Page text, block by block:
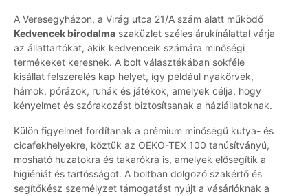
A Veresegyházon, a Virág utca 21/A szám alatt működő
Kedvencek birodalma szaküzlet széles árukínálattal várja
az állattartókat, akik kedvenceik számára minőségi
termékeket keresnek. A bolt választékában sokféle
kisállat felszerelés kap helyet, így például nyakörvek,
hámok, pórázok, ruhák és játékok, amelyek célja, hogy
kényelmet és szórakozást biztosítsanak a háziállatoknak.
Külön figyelmet fordítanak a prémium minőségű kutya- és
cicafekhelyekre, köztük az OEKO-TEX 100 tanúsítványú,
mosható huzatokra és takarókra is, amelyek elősegítik a
higiéniát és tartósságot. A boltban dolgozó szakértő és
segítőkész személyzet támogatást nyújt a vásárlóknak a